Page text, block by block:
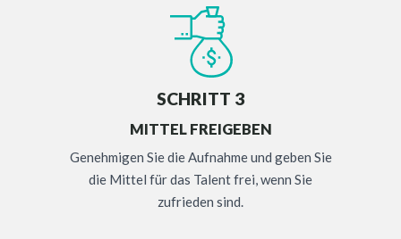
SCHRITT 3
MITTEL FREIGEBEN
Genehmigen Sie die Aufnahme und geben Sie
die Mittel für das Talent frei, wenn Sie
zufrieden sind.